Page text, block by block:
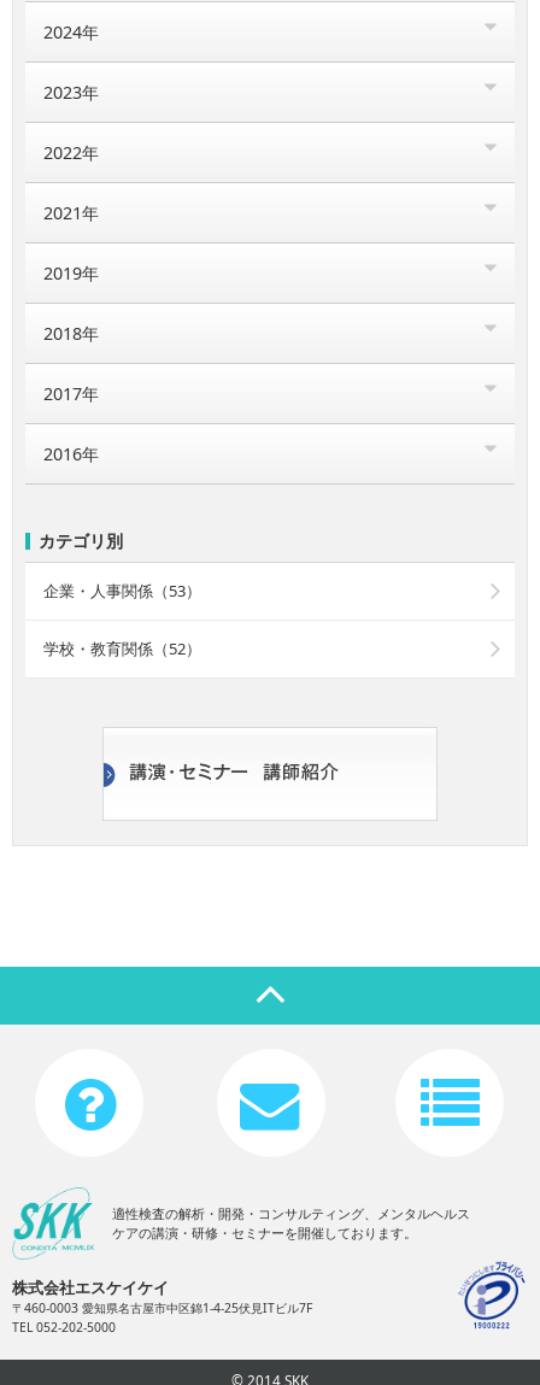
2024年
2023年
2022年
2021年
2019年
2018年
2017年
2016年
カテゴリ別
企業・人事関係（53）
学校・教育関係（52）
適性検査の解析・開発・コンサルティング、メンタルヘルス
ケアの講演・研修・セミナーを開催しております。
株式会社エスケイケイ
〒460-0003 愛知県名古屋市中区錦1-4-25伏見ITビル7F
TEL 052-202-5000
© 2014 SKK